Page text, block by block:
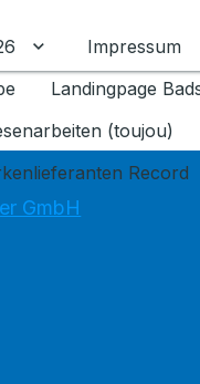
Untermenü für
Impressum
Landingpage
(toujou)
Record
GmbH